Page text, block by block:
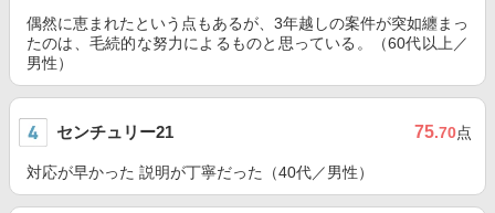
偶然に恵まれたという点もあるが、3年越しの案件が突如纏まっ
たのは、毛続的な努力によるものと思っている。（60代以上／
男性）
センチュリー21 75.70点
対応が早かった 説明が丁寧だった（40代／男性）